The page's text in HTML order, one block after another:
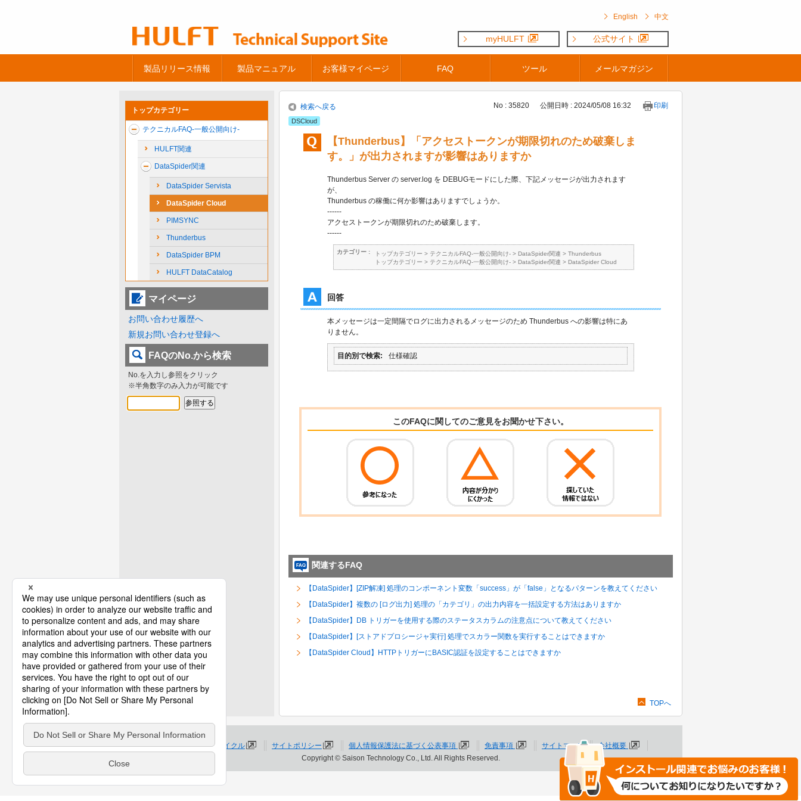
English 中文
製品リリース情報 製品マニュアル お客様マイページ FAQ ツール メールマガジン
myHULFT 公式サイト
トップカテゴリー
テクニカルFAQ-一般公開向け-
HULFT関連
DataSpider関連
DataSpider Servista
DataSpider Cloud
PIMSYNC
Thunderbus
DataSpider BPM
HULFT DataCatalog
マイページ
お問い合わせ履歴へ
新規お問い合わせ登録へ
FAQのNo.から検索
No.を入力し参照をクリック
※半角数字のみ入力が可能です
検索へ戻る No : 35820 公開日時 : 2024/05/08 16:32 印刷
DSCloud
【Thunderbus】「アクセストークンが期限切れのため破棄しま
す。」が出力されますが影響はありますか
Thunderbus Server の server.log を DEBUGモードにした際、下記メッセージが出力されます
が、
Thunderbus の稼働に何か影響はありますでしょうか。
------
アクセストークンが期限切れのため破棄します。
------
カテゴリー : トップカテゴリー > テクニカルFAQ-一般公開向け-> DataSpider関連 > Thunderbus
トップカテゴリー > テクニカルFAQ-一般公開向け-> DataSpider関連 > DataSpider Cloud
回答
本メッセージは一定間隔でログに出力されるメッセージのため Thunderbus への影響は特にあ
りません。
目的別で検索 仕様確認
このFAQに関してのご意見をお聞かせ下さい。
関連するFAQ
【DataSpider】[ZIP解凍] 処理のコンポーネント変数「success」が「false」となるパターンを教えてください
【DataSpider】複数の [ログ出力] 処理の「カテゴリ」の出力内容を一括設定する方法はありますか
【DataSpider】DB トリガーを使用する際のステータスカラムの注意点について教えてください
【DataSpider】[ストアドプロシージャ実行] 処理でスカラー関数を実行することはできますか
【DataSpider Cloud】HTTPトリガーにBASIC認証を設定することはできますか
TOPへ
プロダクトライフサイクル サイトポリシー 個人情報保護法に基づく公表事項 免責事項 サイトマップ
会社概要
Copyright © Saison Technology Co., Ltd. All Rights Reserved.